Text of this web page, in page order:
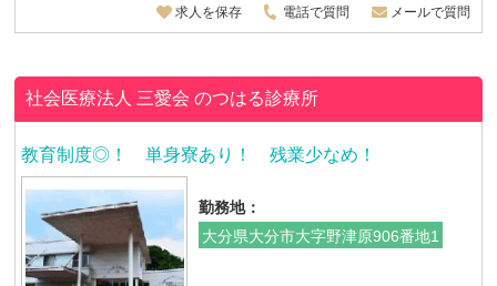
求人を保存 電話で質問 メールで質問
社会医療法人 三愛会のつはる診療所
教育制度◎！ 単身寮あり！ 残業少なめ！
勤務地：
大分県大分市大字野津原906番地1